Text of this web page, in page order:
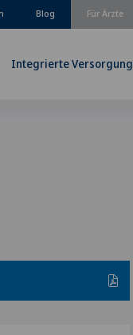
Für Ärzte
Blog
Integrierte Versorgung